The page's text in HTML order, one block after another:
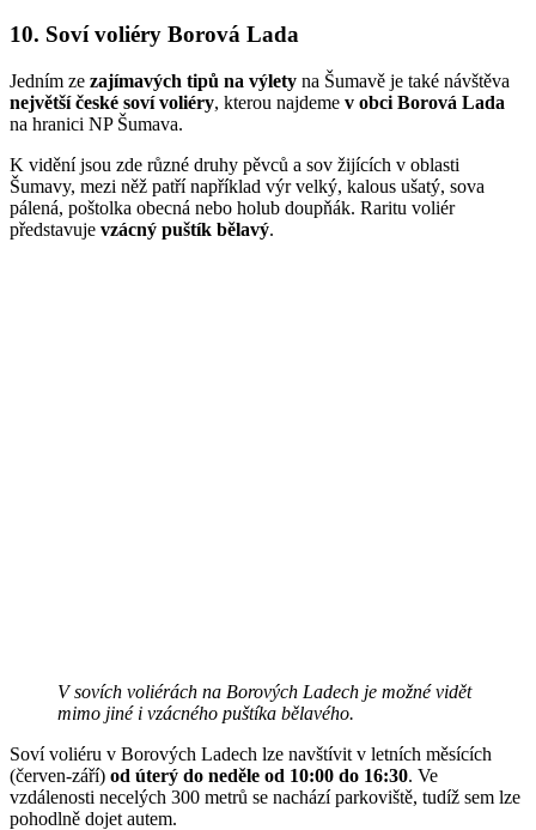
10. Soví voliéry Borová Lada
Jedním ze zajímavých tipů na výlety na Šumavě je také návštěva
největší české soví voliéry, kterou najdeme v obci Borová Lada
na hranici NP Šumava.
K vidění jsou zde různé druhy pěvců a sov žijících v oblasti
Šumavy, mezi něž patří například výr velký, kalous ušatý, sova
pálená, poštolka obecná nebo holub doupňák. Raritu voliér
představuje vzácný puštík bělavý.
V sovích voliérách na Borových Ladech je možné vidět
mimo jiné i vzácného puštíka bělavého.
Soví voliéru v Borových Ladech lze navštívit v letních měsících
(červen-září) od úterý do neděle od 10:00 do 16:30. Ve
vzdálenosti necelých 300 metrů se nachází parkoviště, tudíž sem lze
pohodlně dojet autem.